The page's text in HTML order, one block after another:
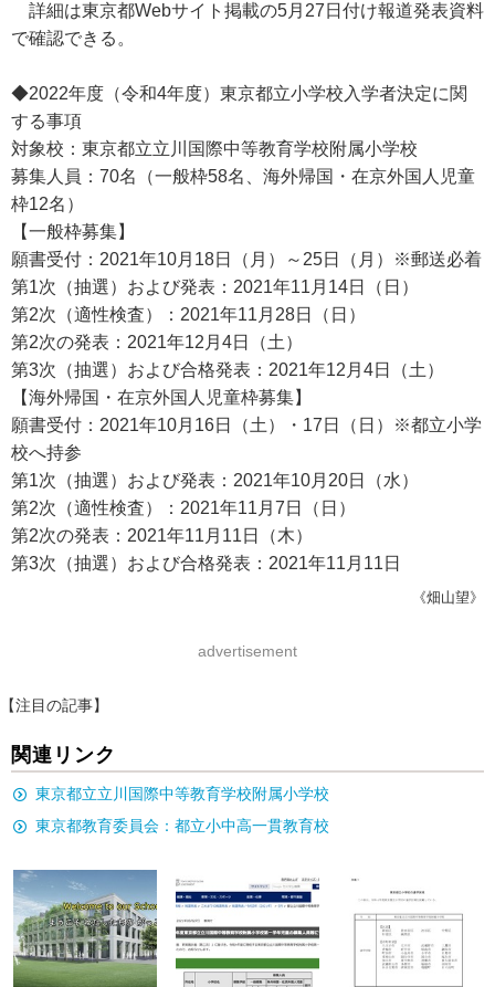
詳細は東京都Webサイト掲載の5月27日付け報道発表資料
で確認できる。
◆2022年度（令和4年度）東京都立小学校入学者決定に関
する事項
対象校：東京都立立川国際中等教育学校附属小学校
募集人員：70名（一般枠58名、海外帰国・在京外国人児童
枠12名）
【一般枠募集】
願書受付：2021年10月18日（月）～25日（月）※郵送必着
第1次（抽選）および発表：2021年11月14日（日）
第2次（適性検査）：2021年11月28日（日）
第2次の発表：2021年12月4日（土）
第3次（抽選）および合格発表：2021年12月4日（土）
【海外帰国・在京外国人児童枠募集】
願書受付：2021年10月16日（土）・17日（日）※都立小学
校へ持参
第1次（抽選）および発表：2021年10月20日（水）
第2次（適性検査）：2021年11月7日（日）
第2次の発表：2021年11月11日（木）
第3次（抽選）および合格発表：2021年11月11日
《畑山望》
advertisement
【注目の記事】
関連リンク
東京都立立川国際中等教育学校附属小学校
東京都教育委員会：都立小中高一貫教育校